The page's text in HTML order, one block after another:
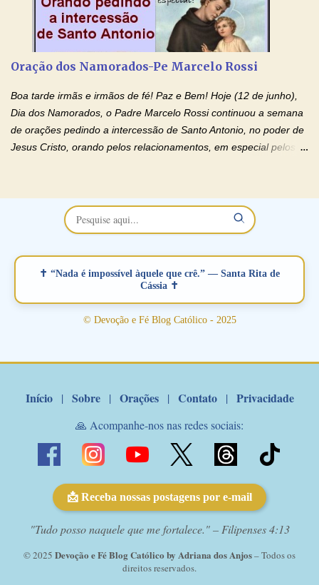
sofrendo? Então ouça o Momento de Fé e entre nesta corrente
de orações abençoadas, d eixe o Amor Ágape de Jesus curar e
restaurar você e seu relacionamento. Adriana-Devoção e Fé
Oração Pelos Casais Que Estão Separados Casais que estão
separados, devido ao envolvimento de outras pessoas no
relacionamento e que minaram, espiritualmente, a relação do
casal. Vamos orar (coloque o seu esposo ou esposa diante de
Deus). "Senhor Jesus, restaura os laços ...
Oração dos Namorados-Pe Marcelo Rossi
Boa tarde irmãs e irmãos de fé! Paz e Bem! Hoje (12 de junho),
Dia dos Namorados, o Padre Marcelo Rossi continuou a semana
de orações pedindo a intercessão de Santo Antonio, no poder de
Jesus Cristo, orando pelos relacionamentos, em especial pelos
maravilhosos cartões que coloquei aqui para vocês. Não perca
esta abençoada semana no Momento de Fé do Padre Marcelo,
vamos juntos formar esta forte corrente de orações. Você que
verdadeiro, ou que está com problemas no relacionamento
amoroso, creia na poderosa intercessão deste santo amigo:
Santo Antonio! Tenha fé, não desista, pois ele intercede por nós
junto a Jesus! Fique no Amor Ágape de Jesus e no Amor Materno
✝ “Nada é impossível àquele que crê.” — Santa Rita de
Cássia ✝
© Devoção e Fé Blog Católico - 2025
Início | Sobre | Orações | Contato | Privacidade
🙏 Acompanhe-nos nas redes sociais:
📩 Receba nossas postagens por e-mail
"Tudo posso naquele que me fortalece." – Filipenses 4:13
© 2025 Devoção e Fé Blog Católico by Adriana dos Anjos– Todos os
direitos reservados.